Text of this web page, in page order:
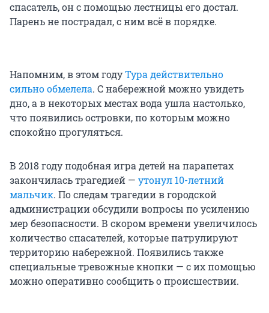
спасатель, он с помощью лестницы его достал.
Парень не пострадал, с ним всё в порядке.
Напомним, в этом годуТура действительно
сильно обмелела. С набережной можно увидеть
дно, а в некоторых местах вода ушла настолько,
что появились островки, по которым можно
спокойно прогуляться.
В 2018 году подобная игра детей на парапетах
закончилась трагедией — утонул 10-летний
мальчик. По следам трагедии в городской
администрации обсудили вопросы по усилению
мер безопасности. В скором времени увеличилось
количество спасателей, которые патрулируют
территорию набережной. Появились также
специальные тревожные кнопки — с их помощью
можно оперативно сообщить о происшествии.